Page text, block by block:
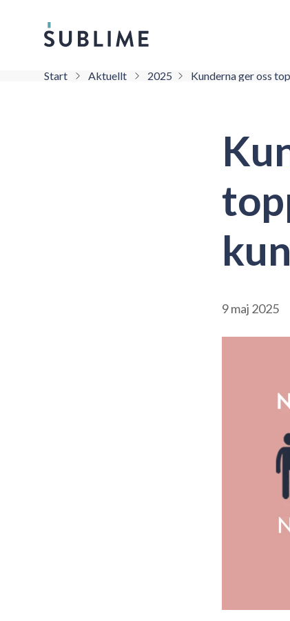
Start Aktuellt 2025 Kunderna ger oss
9 maj 2025